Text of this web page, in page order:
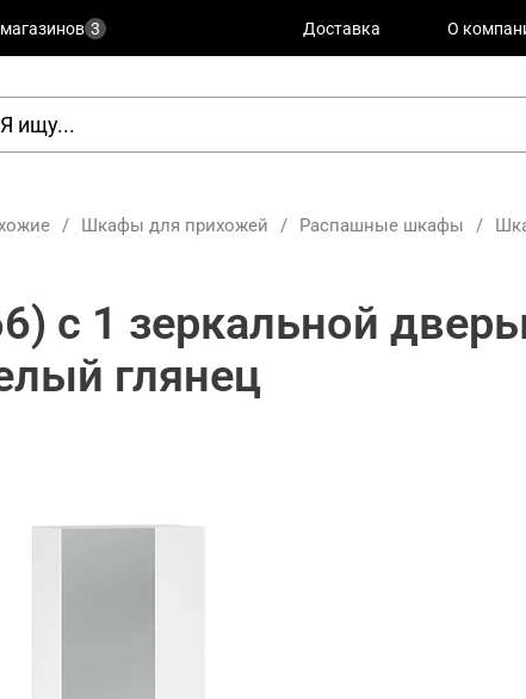
3 Доставка О
/ Шкафы для прихожей / Распашные шкафы /
с 1 зеркальной
глянец